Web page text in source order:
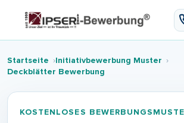
Startseite
Initiativbewerbung Muster
Deckblätter Bewerbung
KOSTENLOSES